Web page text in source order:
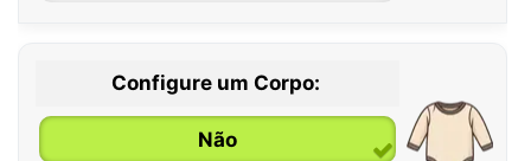
Configure um Corpo:
Não